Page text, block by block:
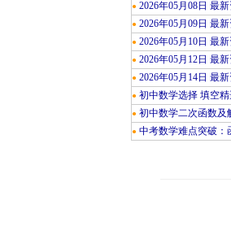
● 2026年05月08日 最
● 2026年05月09日 最
● 2026年05月10日 最
● 2026年05月12日 最
● 2026年05月14日 最
● 初中数学选择 填空精
● 初中数学二次函数及
● 中考数学难点突破：